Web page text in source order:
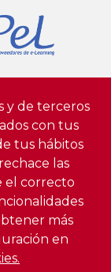
y de terceros
con tus
tus hábitos
las
el correcto
más
en